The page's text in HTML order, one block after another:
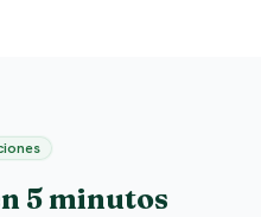
5 minutos